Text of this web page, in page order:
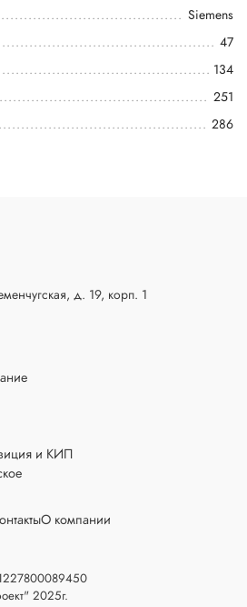
Siemens
47
134
251
286
д. 19, корп. 1
О компании
и КИП
2025г.